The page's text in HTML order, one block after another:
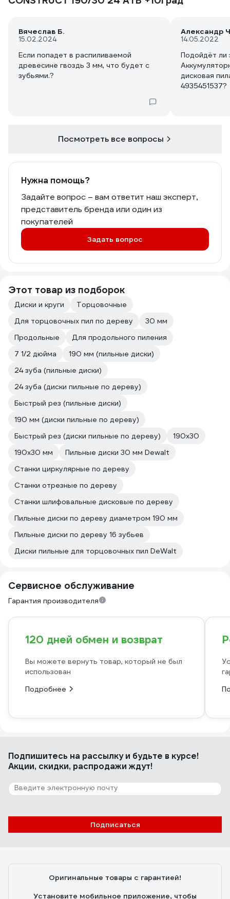
Вячеслав Б.
15.02.2024
Если попадет в распиливаемой
древесине гвоздь 3 мм, что будет с
зубьями.?
Александр
14.05.2022
Подойдёт ли
дисковая
4935451537?
Посмотреть все вопросы
Нужна помощь?
Задайте вопрос – вам ответит наш эксперт,
представитель бренда или один из
покупателей
Задать вопрос
Этот товар из подборок
Диски и круги
Торцовочные
Для торцовочных пил по дереву
30 мм
Продольные
Для продольного пиления
7 1/2 дюйма
190 мм (пильные диски)
24 зуба (пильные диски)
24 зуба (диски пильные по дереву)
Быстрый рез (пильные диски)
190 мм (диски пильные по дереву)
Быстрый рез (диски пильные по дереву)
190х30
190х30 мм
Пильные диски 30 мм Dewalt
Станки циркулярные по дереву
Станки отрезные по дереву
Станки шлифовальные дисковые по дереву
Пильные диски по дереву диаметром 190 мм
Пильные диски по дереву 16 зубьев
Диски пильные для торцовочных пил DeWalt
Сервисное обслуживание
Гарантия производителя
120 дней обмен и возврат
Вы можете вернуть товар, который не был
использован
Подробнее
Подпишитесь на рассылкуи будьте в курсе!
Акции, скидки, распродажи ждут!
Подписаться
Оригинальные товары с гарантией!
Установите мобильное приложение, чтобы